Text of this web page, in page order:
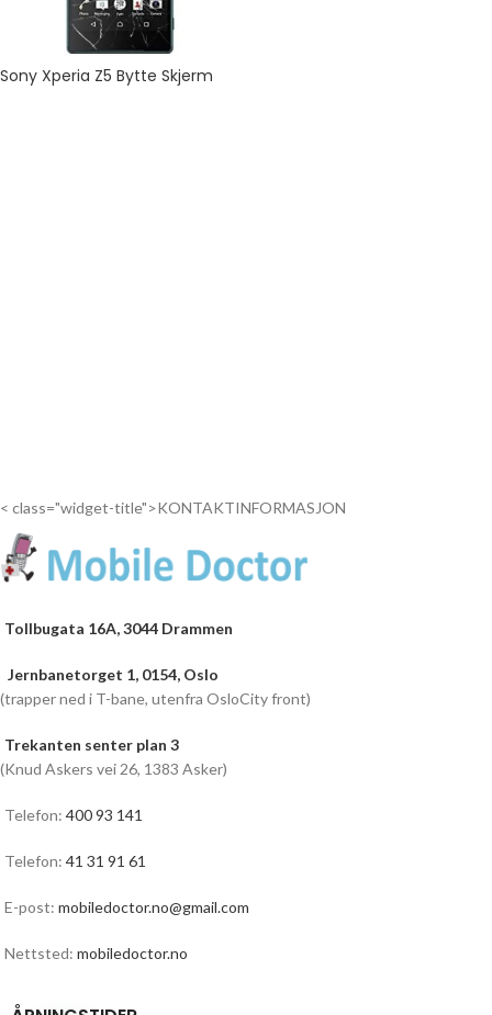
Sony Xperia Z5 Bytte Skjerm
< class="widget-title">KONTAKTINFORMASJON
Tollbugata 16A, 3044 Drammen
Jernbanetorget 1, 0154, Oslo
(trapper ned i T-bane, utenfra OsloCity front)
Trekanten senter plan 3
(Knud Askers vei 26, 1383 Asker)
Telefon: 400 93 141
Telefon: 41 31 91 61
E-post: mobiledoctor.no@gmail.com
Nettsted: mobiledoctor.no